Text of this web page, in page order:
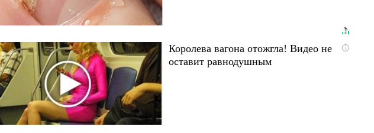
i
Королева вагона отожгла! Видео не
оставит равнодушным